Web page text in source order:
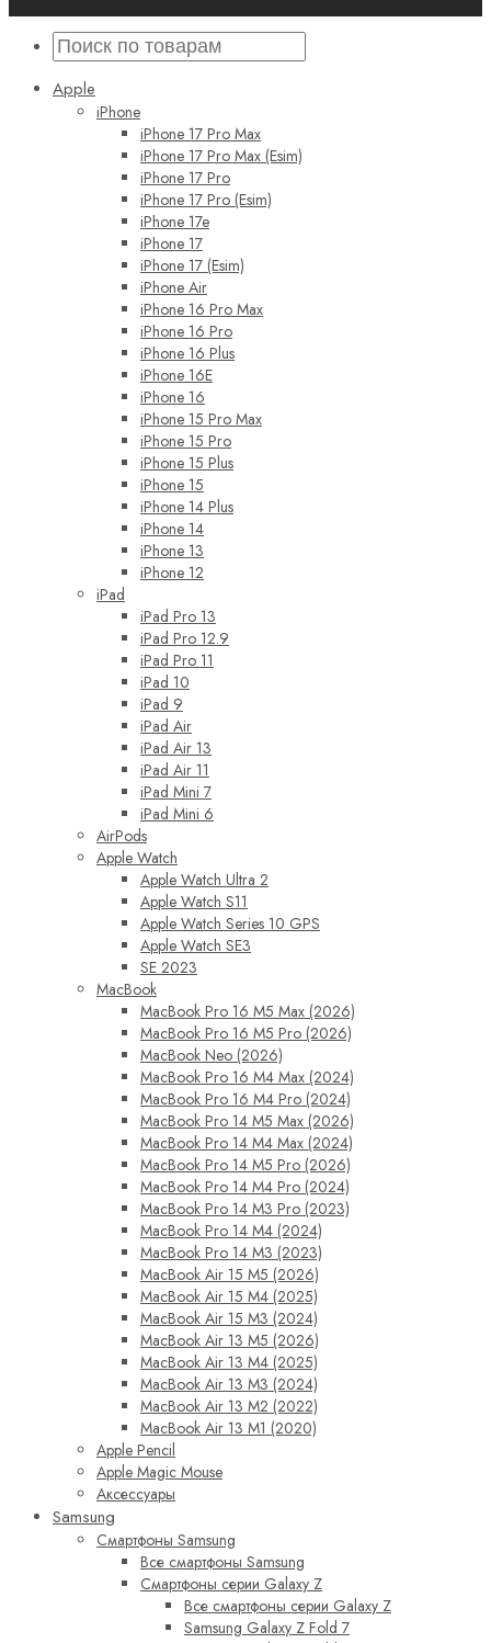
Apple
iPhone
iPhone 17 Pro Max
iPhone 17 Pro Max (Esim)
iPhone 17 Pro
iPhone 17 Pro (Esim)
iPhone 17e
iPhone 17
iPhone 17 (Esim)
iPhone Air
iPhone 16 Pro Max
iPhone 16 Pro
iPhone 16 Plus
iPhone 16E
iPhone 16
iPhone 15 Pro Max
iPhone 15 Pro
iPhone 15 Plus
iPhone 15
iPhone 14 Plus
iPhone 14
iPhone 13
iPhone 12
iPad
iPad Pro 13
iPad Pro 12.9
iPad Pro 11
iPad 10
iPad 9
iPad Air
iPad Air 13
iPad Air 11
iPad Mini 7
iPad Mini 6
AirPods
Apple Watch
Apple Watch Ultra 2
Apple Watch S11
Apple Watch Series 10 GPS
Apple Watch SE3
SE 2023
MacBook
MacBook Pro 16 M5 Max (2026)
MacBook Pro 16 M5 Pro (2026)
MacBook Neo (2026)
MacBook Pro 16 M4 Max (2024)
MacBook Pro 16 M4 Pro (2024)
MacBook Pro 14 M5 Max (2026)
MacBook Pro 14 M4 Max (2024)
MacBook Pro 14 M5 Pro (2026)
MacBook Pro 14 M4 Pro (2024)
MacBook Pro 14 M3 Pro (2023)
MacBook Pro 14 M4 (2024)
MacBook Pro 14 M3 (2023)
MacBook Air 15 M5 (2026)
MacBook Air 15 M4 (2025)
MacBook Air 15 M3 (2024)
MacBook Air 13 M5 (2026)
MacBook Air 13 M4 (2025)
MacBook Air 13 M3 (2024)
MacBook Air 13 M2 (2022)
MacBook Air 13 M1 (2020)
Apple Pencil
Apple Magic Mouse
Аксессуары
Samsung
Смартфоны Samsung
Все смартфоны Samsung
Смартфоны серии Galaxy Z
Все смартфоны серии Galaxy Z
Samsung Galaxy Z Fold 7